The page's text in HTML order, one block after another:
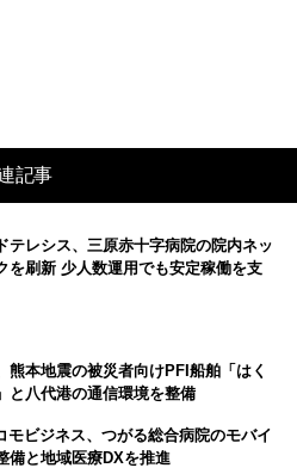
記事
テレシス、三原赤十字病院の院内ネッ
を刷新 少人数運用でも安定稼働を支
熊本地震の被災者向けPFI船舶「はく
と八代港の通信環境を整備
モビジネス、つがる総合病院のモバイ
備と地域医療DXを推進